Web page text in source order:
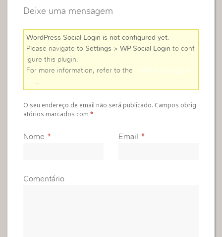
Deixe uma mensagem
WordPress Social Login is not configured yet
Please navigate to Settings > WP Social Login to conf
igure this plugin.
For more information, refer to the
online user guid
e
O seu endereço de email não será publicado. Campos obrig
atórios marcados com*
Nome * Email *
Comentário